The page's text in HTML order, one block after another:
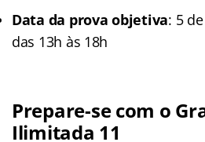
Data da prova objetiva: 5
das 13h às 18h
Prepare-se com o
Ilimitada 11